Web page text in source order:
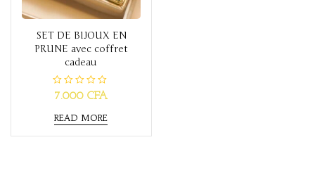
SET DE BIJOUX EN
PRUNE avec coffret
cadeau
R
a
e
d
0
7.000 CFA
READ MORE